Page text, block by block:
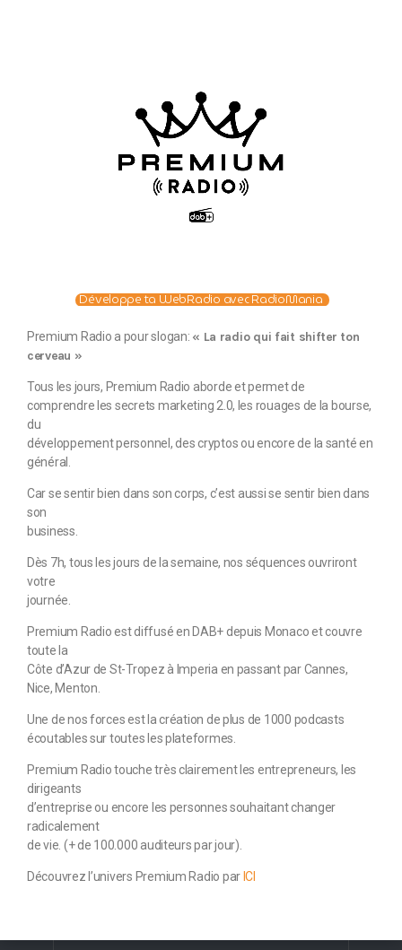
Développe ta WebRadio avec RadioMania
Premium Radio a pour slogan: « La radio qui fait shifter ton
cerveau »
Tous les jours, Premium Radio aborde et permet de
comprendre les secrets marketing 2.0, les rouages de la bourse,
du
développement personnel, des cryptos ou encore de la santé en
général.
Car se sentir bien dans son corps, c’est aussi se sentir bien dans
son
business.
Dès 7h, tous les jours de la semaine, nos séquences ouvriront
votre
journée.
Premium Radio est diffusé en DAB+ depuis Monaco et couvre
toute la
Côte d’Azur de St-Tropez à Imperia en passant par Cannes,
Nice, Menton.
Une de nos forces est la création de plus de 1000 podcasts
écoutables sur toutes les plateformes.
Premium Radio touche très clairement les entrepreneurs, les
dirigeants
d’entreprise ou encore les personnes souhaitant changer
radicalement
de vie. (+ de 100.000 auditeurs par jour).
Découvrez l’univers Premium Radio par ICI